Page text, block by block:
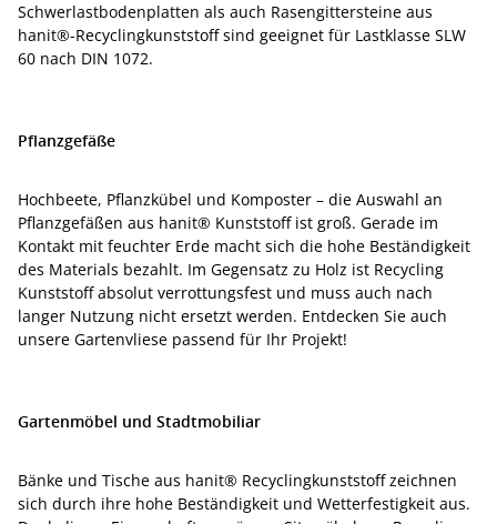
Schwerlastbodenplatten als auch Rasengittersteine aus
hanit®-Recyclingkunststoff sind geeignet für Lastklasse SLW
60 nach DIN 1072.
Pflanzgefäße
Hochbeete, Pflanzkübel und Komposter – die Auswahl an
Pflanzgefäßen aus hanit® Kunststoff ist groß. Gerade im
Kontakt mit feuchter Erde macht sich die hohe Beständigkeit
des Materials bezahlt. Im Gegensatz zu Holz ist Recycling
Kunststoff absolut verrottungsfest und muss auch nach
langer Nutzung nicht ersetzt werden. Entdecken Sie auch
unsere Gartenvliese passend für Ihr Projekt!
Gartenmöbel und Stadtmobiliar
Bänke und Tische aus hanit® Recyclingkunststoff zeichnen
sich durch ihre hohe Beständigkeit und Wetterfestigkeit aus.